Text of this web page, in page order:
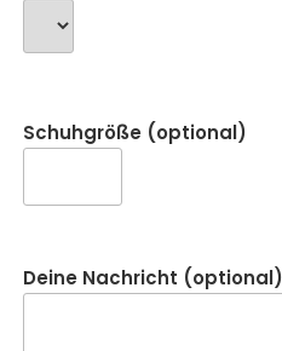
Schuhgröße (optional)
Deine Nachricht (optional)